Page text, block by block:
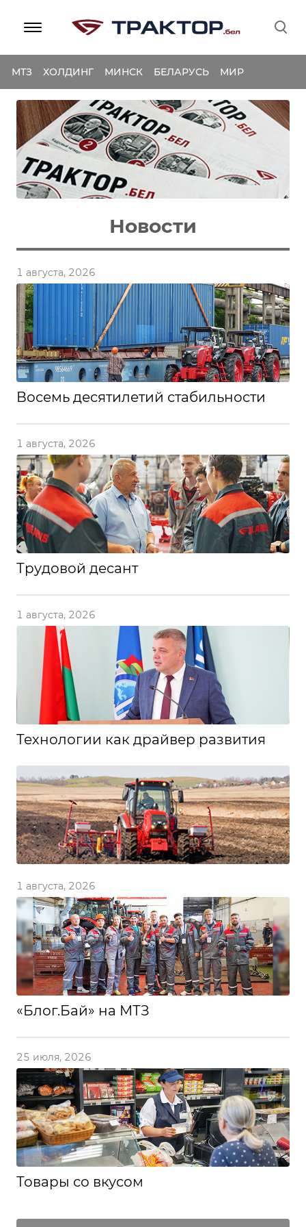
МТЗ ХОЛДИНГ МИНСК БЕЛАРУСЬ МИР
Новости
1 августа, 2026
Восемь десятилетий стабильности
1 августа, 2026
Трудовой десант
1 августа, 2026
Технологии как драйвер развития
1 августа, 2026
«Блог.Бай» на МТЗ
25 июля, 2026
Товары со вкусом